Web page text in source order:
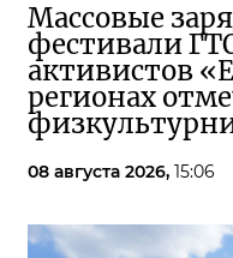
Массовые
фестивали
активистов
регионах
08 августа 2026, 15:06